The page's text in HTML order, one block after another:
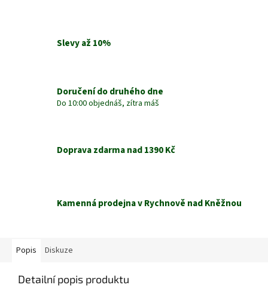
Slevy až 10%
Doručení do druhého dne
Do 10:00 objednáš, zítra máš
Doprava zdarma nad 1390 Kč
Kamenná prodejna v Rychnově nad Kněžnou
Popis Diskuze
Detailní popis produktu